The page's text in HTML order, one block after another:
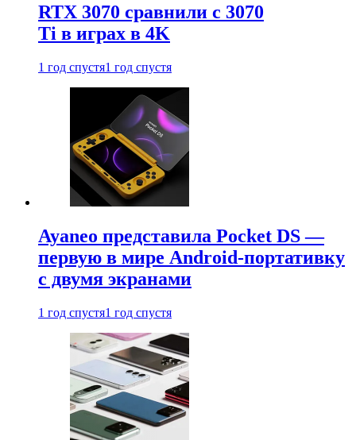
RTX 3070 сравнили с 3070
Ti в играх в 4K
1 год спустя1 год спустя
Ayaneo представила Pocket DS —
первую в мире Android-портативку
с двумя экранами
1 год спустя1 год спустя